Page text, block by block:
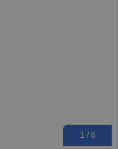
1 / 6